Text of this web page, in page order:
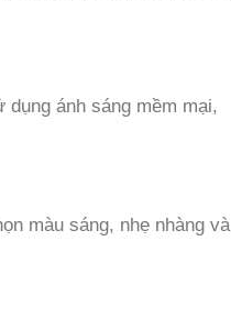
ánh sáng mềm mại,
màu sáng, nhẹ nhàng và